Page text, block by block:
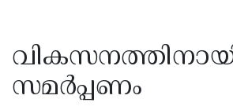
സമർപ്പണം